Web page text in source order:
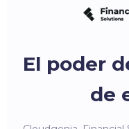
El poder
de